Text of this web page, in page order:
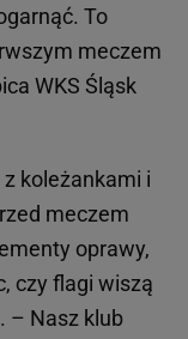
To
meczem
WKS Śląsk
koleżankami i
meczem
oprawy,
czy flagi wiszą
– Nasz klub